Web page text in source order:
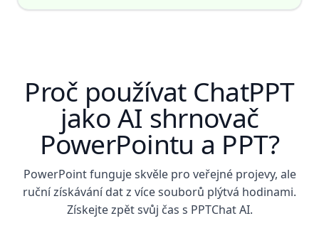
Proč používat ChatPPT
jako AI shrnovač
PowerPointu a PPT?
PowerPoint funguje skvěle pro veřejné projevy, ale
ruční získávání dat z více souborů plýtvá hodinami.
Získejte zpět svůj čas s PPTChat AI.